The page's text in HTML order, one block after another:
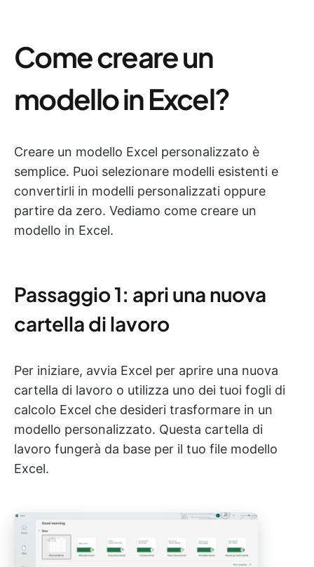
Come creare un
modello in Excel?
Creare un modello Excel personalizzato è
semplice. Puoi selezionare modelli esistenti e
convertirli in modelli personalizzati oppure
partire da zero. Vediamo come creare un
modello in Excel.
Passaggio 1: apri una nuova
cartella di lavoro
Per iniziare, avvia Excel per aprire una nuova
cartella di lavoro o utilizza uno dei tuoi fogli di
calcolo Excel che desideri trasformare in un
modello personalizzato. Questa cartella di
lavoro fungerà da base per il tuo file modello
Excel.